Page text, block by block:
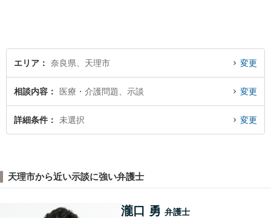
エリア 奈良県、天理市 変更
相談内容 医療・介護問題、示談 変更
詳細条件 未選択 変更
天理市から近い示談に強い弁護士
瀧口 勇 弁護士